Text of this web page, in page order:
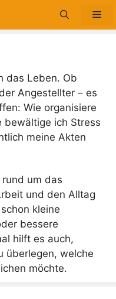
das Leben. Ob
Angestellter – es
Wie organisiere
bewältige ich Stress
meine Akten
um das
und den Alltag
kleine
bessere
hilft es auch,
überlegen, welche
möchte.